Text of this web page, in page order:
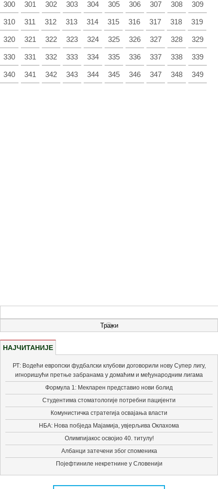
300 301 302 303 304 305 306 307 308 309
310 311 312 313 314 315 316 317 318 319
320 321 322 323 324 325 326 327 328 329
330 331 332 333 334 335 336 337 338 339
340 341 342 343 344 345 346 347 348 349
НАЈЧИТАНИЈЕ
РТ: Водећи европски фудбалски клубови договорили нову Супер лигу,
игноришући претње забранама у домаћим и међународним лигама
Формула 1: Мекларен представио нови болид
Студентима стоматологије потребни пацијенти
Комунистичка стратегија освајања власти
НБА: Нова побједа Мајамија, увјерљива Оклахома
Олимпијакос освојио 40. титулу!
Албанци затечени због споменика
Појефтиниле некретнине у Словенији